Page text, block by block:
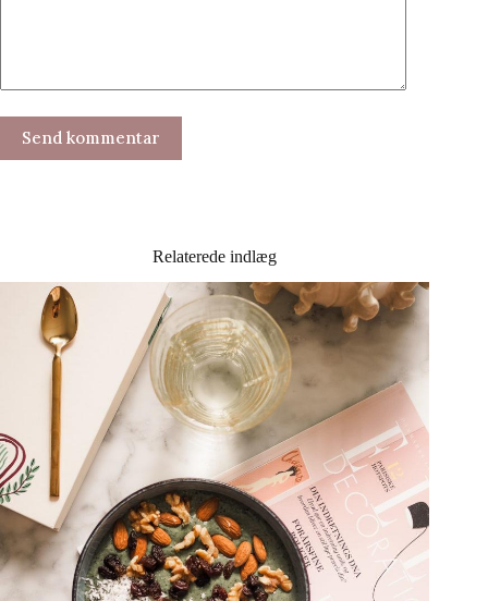
Send kommentar
Relaterede indlæg